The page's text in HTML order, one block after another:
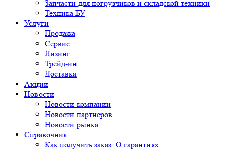
Запчасти для погрузчиков и складской техники
Техника БУ
Услуги
Продажа
Сервис
Лизинг
Трейд-ин
Доставка
Акции
Новости
Новости компании
Новости партнеров
Новости рынка
Справочник
Как получить заказ. О гарантиях